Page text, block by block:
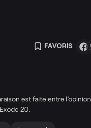
FAVORIS
est faite entre l’opinion
20.